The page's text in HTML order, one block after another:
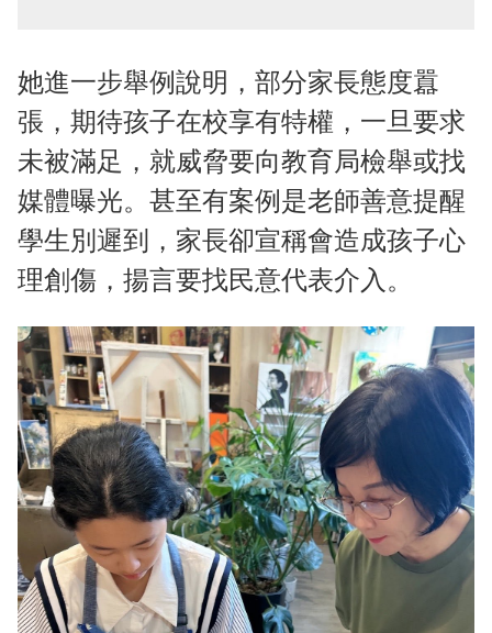
她進一步舉例說明，部分家長態度囂
張，期待孩子在校享有特權，一旦要求
未被滿足，就威脅要向教育局檢舉或找
媒體曝光。甚至有案例是老師善意提醒
學生別遲到，家長卻宣稱會造成孩子心
理創傷，揚言要找民意代表介入。